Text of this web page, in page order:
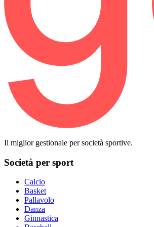
Il miglior gestionale per società sportive.
Società per sport
Calcio
Basket
Pallavolo
Danza
Ginnastica